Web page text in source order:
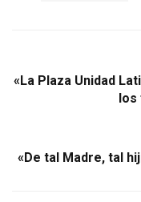
«La Plaza Unidad
«De tal Madre, tal